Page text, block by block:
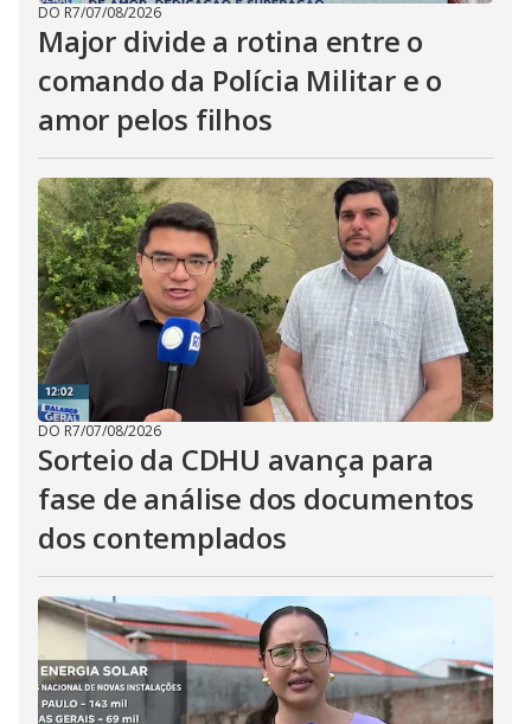
DO R7/07/08/2026
Major divide a rotina entre o
comando da Polícia Militar e o
amor pelos filhos
DO R7/07/08/2026
Sorteio da CDHU avança para
fase de análise dos documentos
dos contemplados